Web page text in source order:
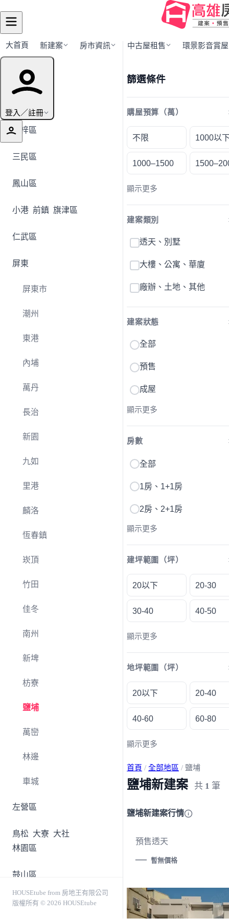
大首頁 新建案 房市資訊 中古屋租售 環景影音賞屋
登入／註冊
行政區導覽
楠梓區
三民區
鳳山區
小港 前鎮 旗津區
仁武區
屏東
屏東市
潮州
東港
內埔
萬丹
長治
新園
九如
里港
麟洛
恆春鎮
崁頂
竹田
佳冬
南州
新埤
枋寮
鹽埔
萬巒
林邊
車城
左營區
鳥松 大寮 大社
林園區
鼓山區
苓雅 前金 新興
HOUSEtube from 房地王有限公司
版權所有 © 2026 HOUSEtube
篩選條件
購屋預算（萬）
不限 1000以
1000–1500
顯示更多
建案類別
透天、別墅
大樓、公寓、華廈
廠辦、土地、其他
建案狀態
全部
預售
成屋
顯示更多
房數
全部
1房、1+1房
2房、2+1房
顯示更多
建坪範圍（坪）
20以下 20-30
30-40 40-50
顯示更多
地坪範圍（坪）
20以下 20-40
40-60 60-80
顯示更多
首頁 / 全部地區 / 鹽埔
鹽埔新建案 共 1 筆
鹽埔新建案行情
預售透天
— 暫無價格